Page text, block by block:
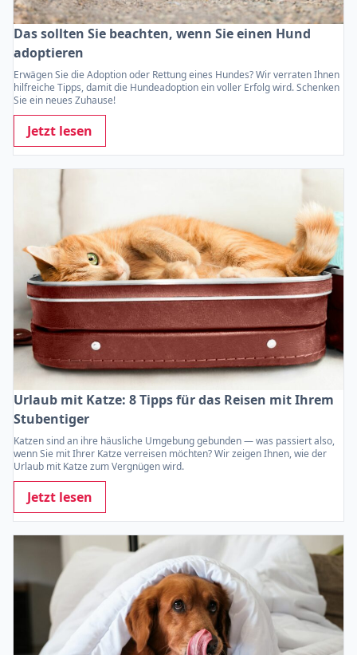
Das sollten Sie beachten, wenn Sie einen Hund
adoptieren
Erwägen Sie die Adoption oder Rettung eines Hundes? Wir verraten Ihnen
hilfreiche Tipps, damit die Hundeadoption ein voller Erfolg wird. Schenken
Sie ein neues Zuhause!
Jetzt lesen
Urlaub mit Katze: 8 Tipps für das Reisen mit Ihrem
Stubentiger
Katzen sind an ihre häusliche Umgebung gebunden — was passiert also,
wenn Sie mit Ihrer Katze verreisen möchten? Wir zeigen Ihnen, wie der
Urlaub mit Katze zum Vergnügen wird.
Jetzt lesen